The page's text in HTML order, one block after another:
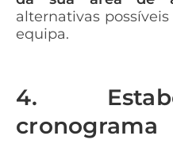
alternativas
equipa.
4.
cronograma